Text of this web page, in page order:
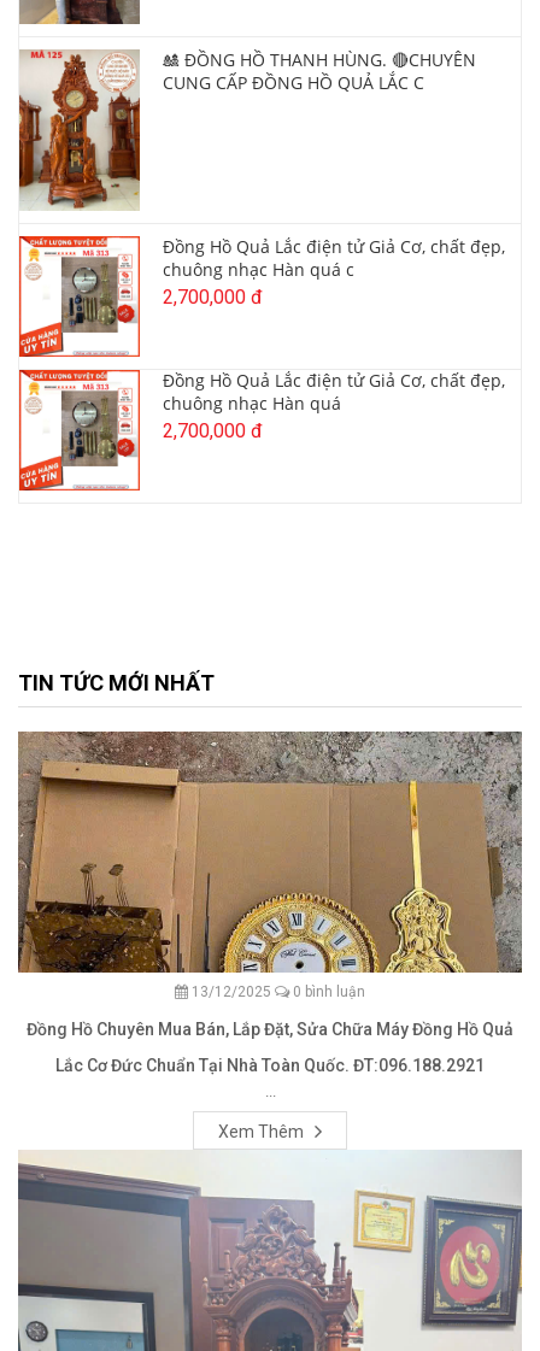
🎎 ĐỒNG HỒ THANH HÙNG. 🔴CHUYÊN
CUNG CẤP ĐỒNG HỒ QUẢ LẮC C
Đồng Hồ Quả Lắc điện tử Giả Cơ, chất đẹp,
chuông nhạc Hàn quá c
2,700,000 đ
Đồng Hồ Quả Lắc điện tử Giả Cơ, chất đẹp,
chuông nhạc Hàn quá
2,700,000 đ
TIN TỨC MỚI NHẤT
13/12/2025 0 bình luận
Đồng Hồ Chuyên Mua Bán, Lắp Đặt, Sửa Chữa Máy Đồng Hồ Quả
Lắc Cơ Đức Chuẩn Tại Nhà Toàn Quốc. ĐT:096.188.2921
Xem Thêm